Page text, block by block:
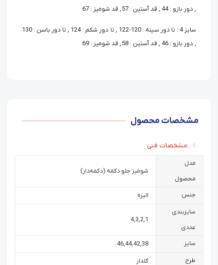
, دور بازو : 44 , قد آستین : 57 , قد شومیز : 67
سایز 4 : تا دور سینه : 120-122 , تا دور شکم : 124 , تا دور باسن : 130
, دور بازو : 46 , قد آستین : 58 , قد شومیز : 69
مشخصات محصول
مشخصات فنی
مدل
محصول
شومیز جلو دکمه (دکمه‌دار)
جنس الیزه
سایزبندی
عددی
1
,
2
,
3
,
4
سایز 38
,
42
,
44
,
46
طرح گلدار